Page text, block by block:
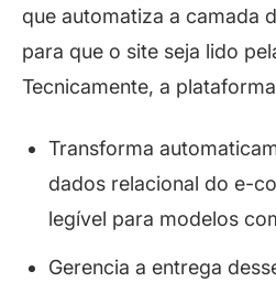
que automatiza a camada
para que o site seja lido
Tecnicamente, a
Transforma
dados relacional do e-
legível para modelos
Gerencia a entrega